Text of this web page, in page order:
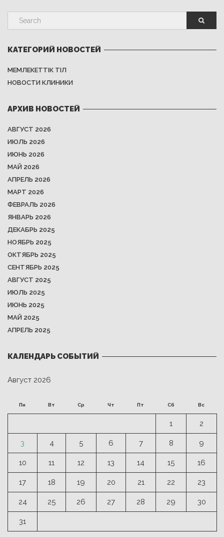
КАТЕГОРИЙ НОВОСТЕЙ
МЕМЛЕКЕТТІК ТІЛ
НОВОСТИ КЛИНИКИ
АРХИВ НОВОСТЕЙ
АВГУСТ 2026
ИЮЛЬ 2026
ИЮНЬ 2026
МАЙ 2026
АПРЕЛЬ 2026
МАРТ 2026
ФЕВРАЛЬ 2026
ЯНВАРЬ 2026
ДЕКАБРЬ 2025
НОЯБРЬ 2025
ОКТЯБРЬ 2025
СЕНТЯБРЬ 2025
АВГУСТ 2025
ИЮЛЬ 2025
ИЮНЬ 2025
МАЙ 2025
АПРЕЛЬ 2025
КАЛЕНДАРЬ СОБЫТИЙ
Август 2026
Пн Вт Ср Чт Пт Сб Вс
1 2
3 4 5 6 7 8 9
10 11 12 13 14 15 16
17 18 19 20 21 22 23
24 25 26 27 28 29 30
31